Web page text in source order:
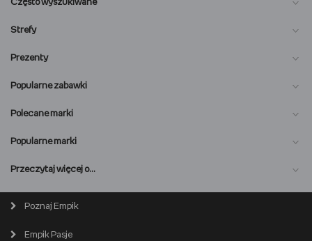
Często wyszukiwane
Strefy
Prezenty
Popularne zabawki
Polecane marki
Popularne marki
Przeczytaj więcej o…
Poznaj Empik
O nas
Biuro prasowe
Lista salonów
Empik Pasje
Premiera online